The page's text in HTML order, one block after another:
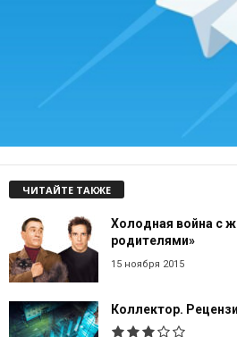
ЧИТАЙТЕ ТАКЖЕ
Холодная война с
родителями»
15 ноября 2015
Коллектор.